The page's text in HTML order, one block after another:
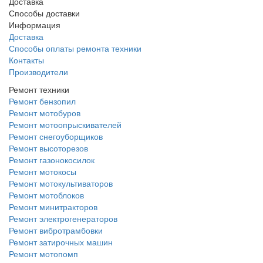
Способы доставки
Информация
Доставка
Способы оплаты ремонта техники
Контакты
Производители
Ремонт техники
Ремонт бензопил
Ремонт мотобуров
Ремонт мотоопрыскивателей
Ремонт снегоуборщиков
Ремонт высоторезов
Ремонт газонокосилок
Ремонт мотокосы
Ремонт мотокультиваторов
Ремонт мотоблоков
Ремонт минитракторов
Ремонт электрогенераторов
Ремонт вибротрамбовки
Ремонт затирочных машин
Ремонт мотопомп